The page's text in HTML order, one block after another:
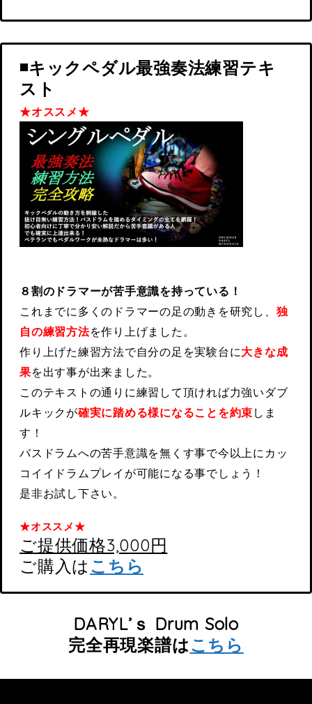
◾️キックペダル最強奏法練習テキ
スト
★オススメ★
８割のドラマーが苦手意識を持っている！
これまでに多くのドラマーの足の動きを研究し、 独
自の練習方法を作り上げました。
作り上げた練習方法で自分の足を実験台に大きな成
果を出す事が出来ました。
このテキストの通りに練習して頂ければ力強いダブ
ルキックが確実に踏める様になることを約束 しま
す！
バスドラムへの苦手意識を無くす事で今以上にカッ
コイイドラムプレイが可能になる事でしょう！
是非お試し下さい。
★オススメ★
ご提供価格3,000円
ご購入は こちら
DARYL’ｓ Drum Solo
完全再現楽譜はこちら